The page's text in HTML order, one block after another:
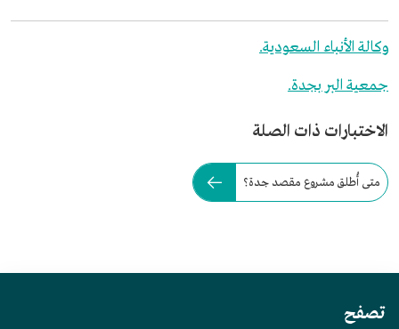
وكالة الأنباء السعودية.
جمعية البر بجدة.
الاختبارات ذات الصلة
متى أُطلق مشروع مقصد جدة؟
تصفح